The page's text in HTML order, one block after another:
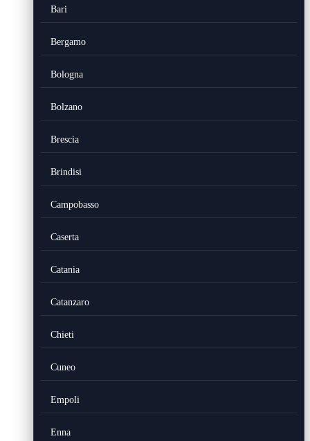
Bari
Bergamo
Bologna
Bolzano
Brescia
Brindisi
Campobasso
Caserta
Catania
Catanzaro
Chieti
Cuneo
Empoli
Enna